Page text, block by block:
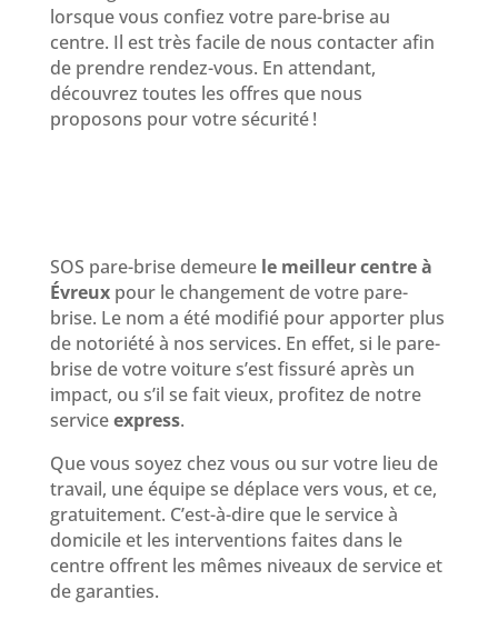
lorsque vous confiez votre pare-brise au
centre. Il est très facile de nous contacter afin
de prendre rendez-vous. En attendant,
découvrez toutes les offres que nous
proposons pour votre sécurité !
SOS pare-brise demeure le meilleur centre à
Évreuxpour le changement de votre pare-
brise. Le nom a été modifié pour apporter plus
de notoriété à nos services. En effet, si le pare-
brise de votre voiture s’est fissuré après un
impact, ou s’il se fait vieux, profitez de notre
serviceexpress.
Que vous soyez chez vous ou sur votre lieu de
travail, une équipe se déplace vers vous, et ce,
gratuitement. C’est-à-dire que le service à
domicile et les interventions faites dans le
centre offrent les mêmes niveaux de service et
de garanties.